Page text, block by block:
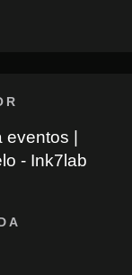
|
- Ink7lab